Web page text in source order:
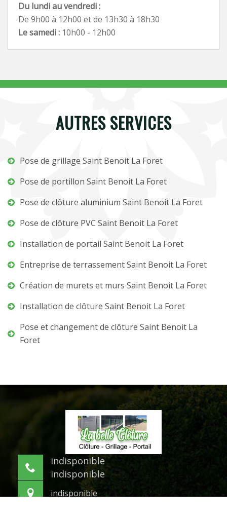
Du lundi au vendredi :
De 9h00 à 12h00 et de 13h30 à 18h30
Le samedi : 10h00 - 12h00
AUTRES SERVICES
Pose de grillage Saint Benoit La Foret
Pose de portillon Saint Benoit La Foret
Pose de clôture aluminium Saint Benoit La Foret
Pose de clôture PVC Saint Benoit La Foret
Installation de portail Saint Benoit La Foret
Entreprise de terrassement Saint Benoit La Foret
Création de murets et murs Saint Benoit La Foret
Installation de clôture Saint Benoit La Foret
Pose et changement de clôture Saint Benoit La
Foret
indisponible
indisponible
indisponible